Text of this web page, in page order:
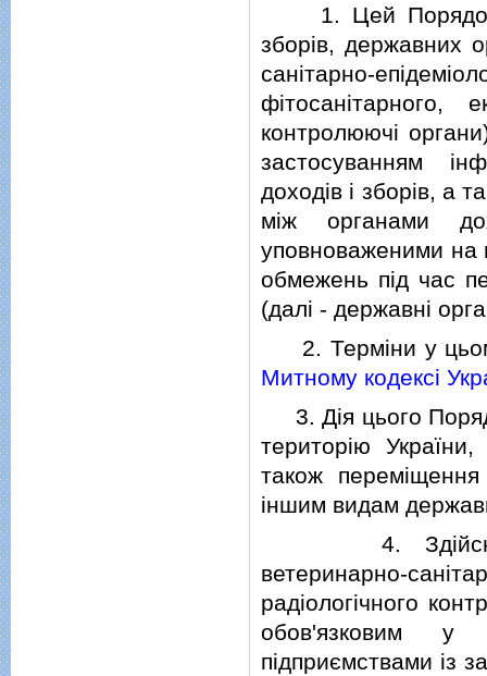
1. Цей Порядок
зборiв, державних
санiтарно-
фiтосанiтарного,
контролюючi
застосуванням
доходiв i зборiв, а
мiж органами
уповноваженими на
обмежень пiд час
(далi - державнi
2. Термiни у
Митному кодексi
3. Дiя цього
територiю
також
iншим видам
4. Здiйснення
ветеринарно-
радiологiчного
обов'язковим у
пiдприємствами iз